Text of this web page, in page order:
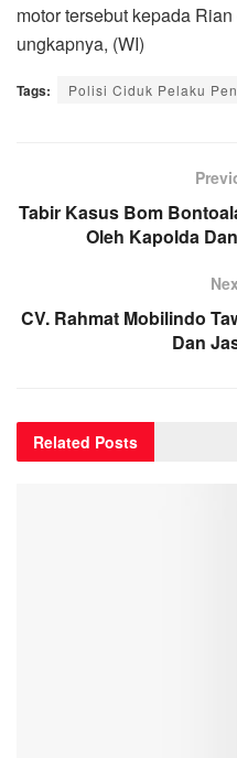
motor tersebut kepada
ungkapnya, (WI)
Tags: Polisi Ciduk Pelaku
Tabir Kasus Bom
Oleh Kapolda
CV. Rahmat Mobilindo
Dan
Related Posts